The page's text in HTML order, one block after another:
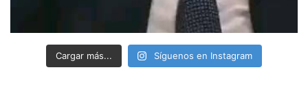
Cargar más... Síguenos en Instagram